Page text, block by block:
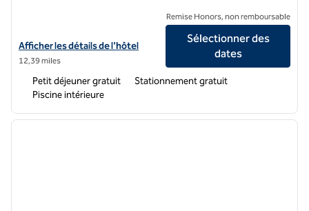
Afficher les détails de l'hôtel Hampton Inn Olive Branch
Afficher les détails de l'hôtel
12,39 miles
Remise Honors, non remboursable
Sélectionner des
dates
Petit déjeuner gratuit
Stationnement gratuit
Piscine intérieure
1 sur 12